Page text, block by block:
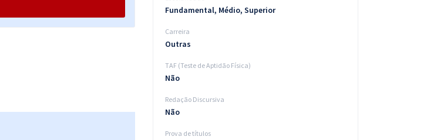
Fundamental, Médio, Superior
Carreira
Outras
TAF (Teste de Aptidão Física)
Não
Redação Discursiva
Não
Prova de títulos